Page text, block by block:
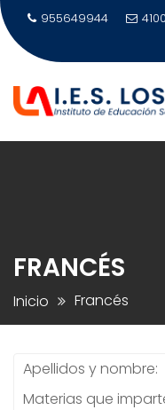
Saltar
al
contenido
955649944
FRANCÉS
Inicio Francés
Apellidos y nombre:
Materias que